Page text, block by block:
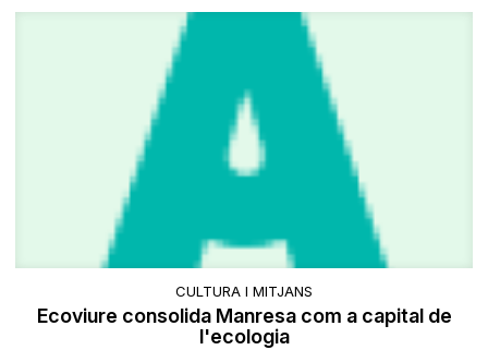
CULTURA I MITJANS
Ecoviure consolida Manresa com a capital de
l'ecologia